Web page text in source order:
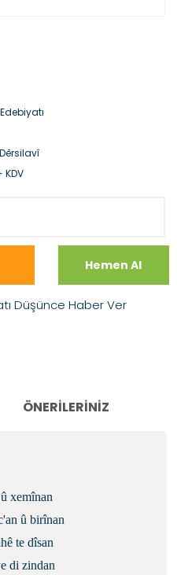
KDV
Hemen Al
Düşünce Haber Ver
ÖNERILERINIZ
xemînan
û birînan
te dîsan
di zindan